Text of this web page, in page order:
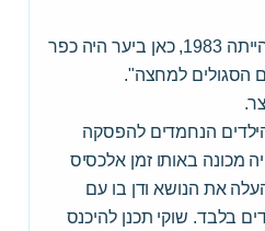
היה זה ינואר גשום, השנה הייתה 1983, כאן ביער היה כפר
הסגולים למחצה".
הנחמדים להפסקה
מכונה באותו זמן אלכסיס
את הנושא ודן בו עם
בלבד. שוקי תכנן להיכנס